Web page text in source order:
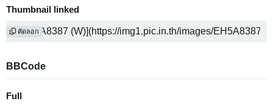
Thumbnail linked
คัดลอก
BBCode
Full